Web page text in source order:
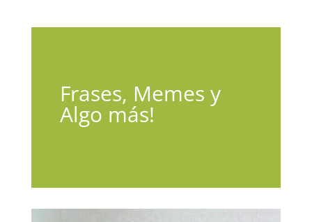
Frases, Memes y
Algo más!